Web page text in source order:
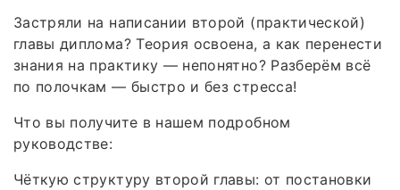
Застряли на написании второй (практической)
главы диплома? Теория освоена, а как перенести
знания на практику — непонятно? Разберём всё
по полочкам — быстро и без стресса!
Что вы получите в нашем подробном
руководстве:
Чёткую структуру второй главы: от постановки